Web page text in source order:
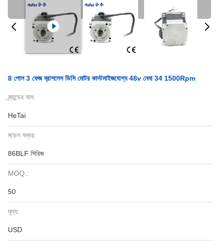
8 পোল 3 ফেজ ব্রাশলেস ডিসি মোটর কাস্টমাইজযোগ্য 48v নেমা 34 1500Rpm
ব্র্যান্ডের নাম:
HeTai
মডেল নম্বর:
86BLF সিরিজ
MOQ.:
50
মূল্য:
USD